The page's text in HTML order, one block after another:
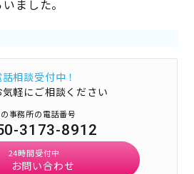
ました。
話相談受付中！
軽にご相談ください
事務所の電話番号
3173-8912
24時間受付中
お問い合わせ